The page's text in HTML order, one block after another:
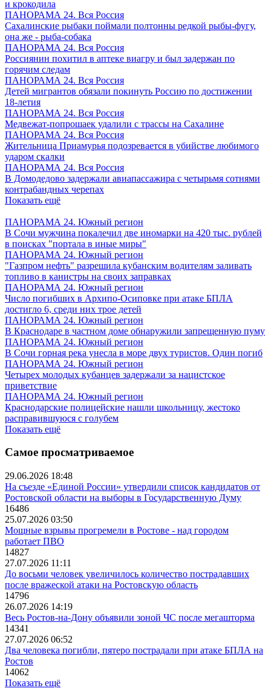
и крокодила
ПАНОРАМА 24. Вся Россия
Сахалинские рыбаки поймали полтонны редкой рыбы-фугу,
она же - рыба-собака
ПАНОРАМА 24. Вся Россия
Россиянин похитил в аптеке виагру и был задержан по
горячим следам
ПАНОРАМА 24. Вся Россия
Детей мигрантов обязали покинуть Россию по достижении
18-летия
ПАНОРАМА 24. Вся Россия
Медвежат-попрошаек удалили с трассы на Сахалине
ПАНОРАМА 24. Вся Россия
Жительница Приамурья подозревается в убийстве любимого
ударом скалки
ПАНОРАМА 24. Вся Россия
В Домодедово задержали авиапассажира с четырьмя сотнями
контрабандных черепах
Показать ещё
ПАНОРАМА 24. Южный регион
В Сочи мужчина покалечил две иномарки на 420 тыс. рублей
в поисках "портала в иные миры"
ПАНОРАМА 24. Южный регион
"Газпром нефть" разрешила кубанским водителям заливать
топливо в канистры на своих заправках
ПАНОРАМА 24. Южный регион
Число погибших в Архипо-Осиповке при атаке БПЛА
достигло 6, среди них трое детей
ПАНОРАМА 24. Южный регион
В Краснодаре в частном доме обнаружили запрещенную пуму
ПАНОРАМА 24. Южный регион
В Сочи горная река унесла в море двух туристов. Один погиб
ПАНОРАМА 24. Южный регион
Четырех молодых кубанцев задержали за нацистское
приветствие
ПАНОРАМА 24. Южный регион
Краснодарские полицейские нашли школьницу, жестоко
расправившуюся с голубем
Показать ещё
Самое просматриваемое
29.06.2026 18:48
На съезде «Единой России» утвердили список кандидатов от
Ростовской области на выборы в Государственную Думу
16486
25.07.2026 03:50
Мощные взрывы прогремели в Ростове - над городом
работает ПВО
14827
27.07.2026 11:11
До восьми человек увеличилось количество пострадавших
после вражеской атаки на Ростовскую область
14796
26.07.2026 14:19
Весь Ростов-на-Дону объявили зоной ЧС после мегашторма
14341
27.07.2026 06:52
Два человека погибли, пятеро пострадали при атаке БПЛА на
Ростов
14062
Показать ещё